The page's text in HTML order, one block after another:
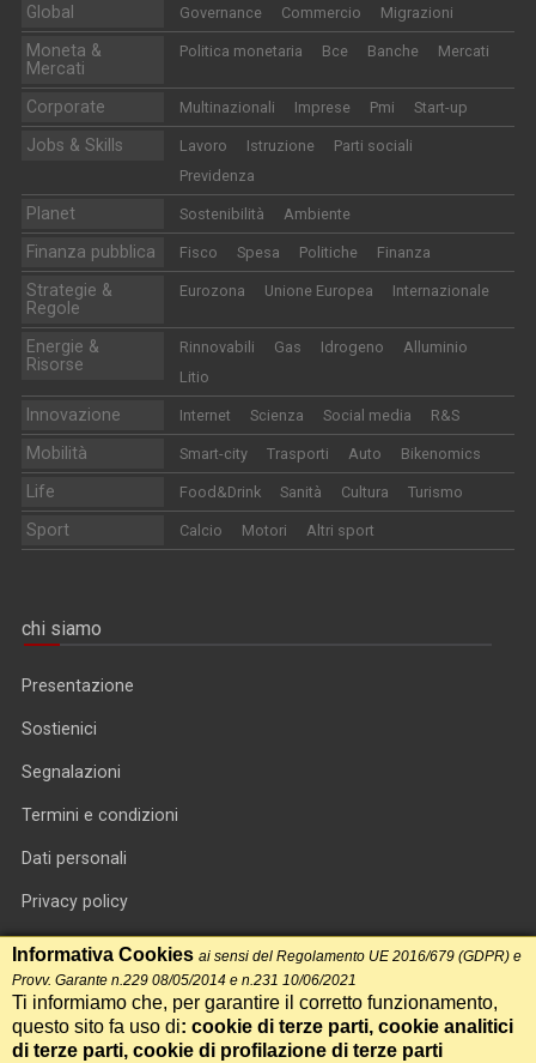
Global Governance Commercio Migrazioni
Moneta &
Mercati
Politica monetaria Bce Banche Mercati
Corporate Multinazionali Imprese Pmi Start-up
Jobs & Skills Lavoro Istruzione
Parti sociali
Previdenza
Planet Sostenibilità Ambiente
Finanza pubblica Fisco Spesa Politiche Finanza
Strategie &
Regole
Eurozona Unione Europea Internazionale
Energie &
Risorse
Rinnovabili Gas Idrogeno
Alluminio
Litio
Innovazione Internet Scienza Social media R&S
Mobilità Smart-city Trasporti Auto Bikenomics
Life Food&Drink Sanità Cultura Turismo
Sport Calcio Motori Altri sport
chi siamo
Presentazione
Sostienici
Segnalazioni
Termini e condizioni
Dati personali
Privacy policy
Informativa cookie
RSS feed
RSS Top News
Informativa Cookies ai sensi del Regolamento UE 2016/679 (GDPR) e
Provv. Garante n.229 08/05/2014 e n.231 10/06/2021
Ti informiamo che, per garantire il corretto funzionamento,
questo sito fa uso di: cookie di terze parti, cookie analitici
di terze parti, cookie di profilazione di terze parti